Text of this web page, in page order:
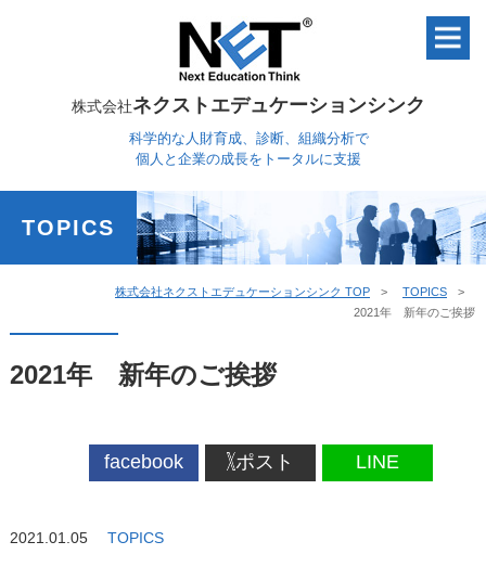
株式会社ネクストエデュケーションシンク
科学的な人財育成、診断、組織分析で
個人と企業の成長をトータルに支援
TOPICS
株式会社ネクストエデュケーションシンク TOP
TOPICS
2021年 新年のご挨拶
2021年 新年のご挨拶
facebook ポスト LINE
2021.01.05 TOPICS